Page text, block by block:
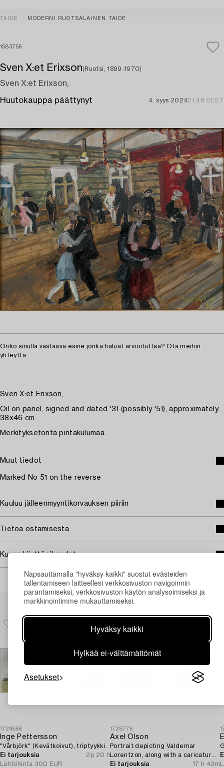
Napsauttamalla "hyväksy kaikki" suostut evästeiden
tallentamiseen laitteellesi verkkosivuston navigoinnin
parantamiseksi, verkkosivuston käytön analysoimiseksi ja
markkinointimme mukauttamiseksi.
Hyväksy kaikki
Hylkää ei-välttämättömät
Asetukset
TAIDE MODERNI RUOTSALAINEN TAIDE
1583756
Sven X:et Erixson(Ruotsi, 1899-1970)
Sven X:et Erixson,
Huutokauppa päättynyt 4. syys 202421:48 CEST
Onko sinulla vastaava esine jonka haluat arvioituttaa? Ota meihin
yhteyttä
Sven X:et Erixson,
Oil on panel, signed and dated '31 (possibly '51), approximately
38x46 cm
Merkityksetöntä pintakulumaa.
Muut tiedot
Marked No 51 on the reverse
Kuuluu jälleenmyyntikorvauksen piiriin
Tietoa ostamisesta
Kuvan käyttöoikeudet
Muiden katsomia kohteita
1729868
Inge Pettersson
"Vårbjörk" (Kevätkoivut), triptyykki.
Ei tarjouksia
2p 20 h
Lähtöhinta 300 EUR
1728776
Axel Olson
Portrait depicting Valdemar
Lorentzon, along with a caricature
of the Accountant Ingvarsson.
Ei tarjouksia
17 h 43m